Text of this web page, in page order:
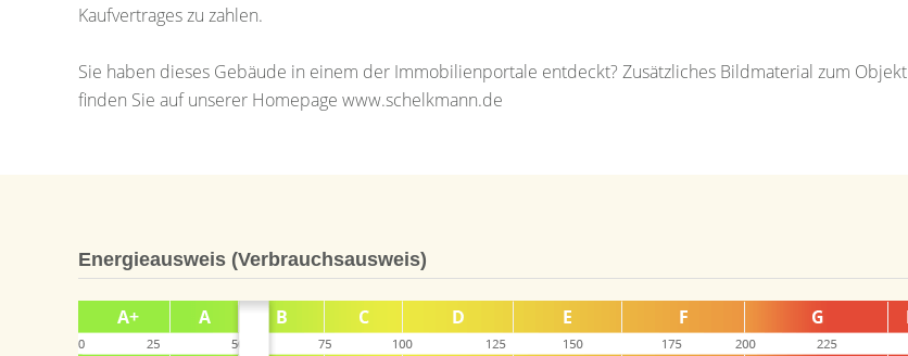
Kaufvertrages zu zahlen.
Sie haben dieses Gebäude in einem der Immobilienportale entdeckt? Zusätzliches Bildmaterial zum Objekt
finden Sie auf unserer Homepage www.schelkmann.de
Energieausweis (Verbrauchsausweis)